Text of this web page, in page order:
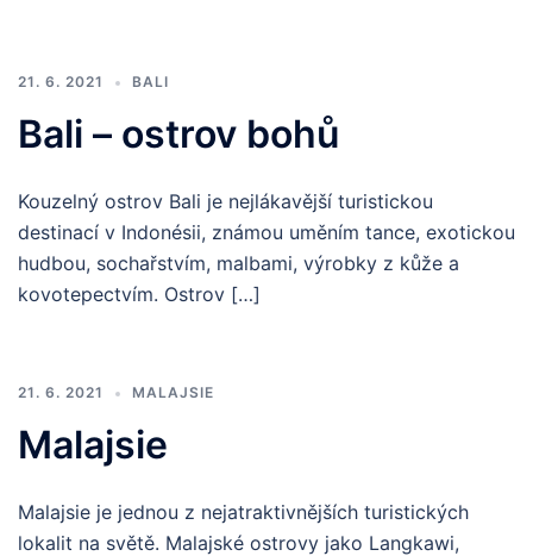
21. 6. 2021 BALI
Bali – ostrov bohů
Kouzelný ostrov Bali je nejlákavější turistickou
destinací v Indonésii, známou uměním tance, exotickou
hudbou, sochařstvím, malbami, výrobky z kůže a
kovotepectvím. Ostrov […]
21. 6. 2021 MALAJSIE
Malajsie
Malajsie je jednou z nejatraktivnějších turistických
lokalit na světě. Malajské ostrovy jako Langkawi,